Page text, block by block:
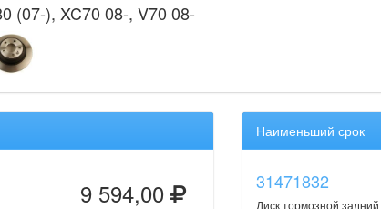
(07-), XC70 08-, V70 08-
9 594,00
Наименьший срок
31471832
Диск тормозной